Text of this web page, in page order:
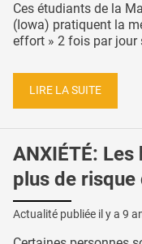
Ces étudiants de la
(Iowa) pratiquent la
effort » 2 fois par jour
LIRE LA SUITE
ANXIÉTÉ:
plus de
Actualité publiée il y a 9